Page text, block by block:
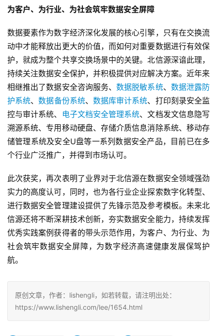
为客户、为行业、为社会筑牢数据安全屏障
数据要素作为数字经济深化发展的核心引擎，只有在交换流
动中才能释放出更大的价值，而如何对重要数据进行有效保
护，就成为整个共享交换场景中的关键。北信源深谙此理，
持续关注数据安全保护，并积极提供对应解决方案。近年来
相继推出了数据安全咨询服务、数据脱敏系统、 数据泄露防
护系统、数据备份系统、 数据库审计系统、打印刻录安全监
控与审计系统、
电子文档安全管理系统、文档发文信息隐写
溯源系统、专用移动硬盘、存储介质信息消除系统、移动存
储管理系统及安全U盘等一系列数据安全产品，目前已在多
个行业广泛推广，并得到市场认可。
此次获奖，再次表明了业界对于北信源在数据安全领域强劲
实力的高度认可，同时，也为各行业企业探索数字化转型、
进行数据安全管理建设提供了先锋示范及参考模板。未来北
信源还将不断深耕技术创新，夯实数据安全能力，持续发挥
优秀实践案例获得者的带头示范作用，为客户、为行业、为
社会筑牢数据安全屏障，为数字经济高速健康发展保驾护
航。
原创文章，作者：lishengli，如若转载，请注明出处：
https://www.lishengli.com/lee/1654.html